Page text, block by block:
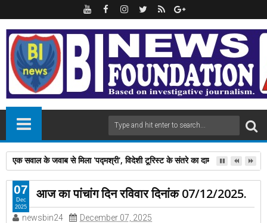
एक सवाल के जवाब से मिला 'पद्मश्री', विदेशी टूरिस्ट के संतरे का दाम पूछने पर,अनपढ़
आज का पांचांग दिन रविवार दिनांक 07/12/2025.
newsbin24
December 07, 2025
07
Dec
2025